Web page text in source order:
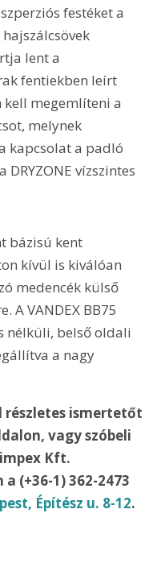
festéket a
hajszálcsövek
lent a
fentiekben leírt
megemlíteni a
melynek
kapcsolat a padló
vízszintes
bázisú kent
kívül is kiválóan
medencék külső
A VANDEX BB75
nélküli, belső oldali
a nagy
ismertetőt
vagy szóbeli
Kft.
(+36-1) 362-2473
Építész u. 8-12.